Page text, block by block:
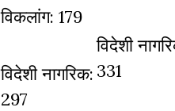
विकलांग: 179
विदेशी नागरिक:
297
विदेशी
331